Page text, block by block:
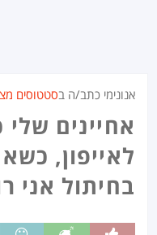
אנונימי כתב/ה בסטטוסים
אחיינים שלי
לאייפון,
בחיתול אני